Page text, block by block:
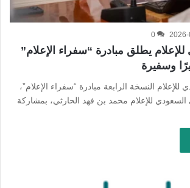
0
للإعلام يطلق مبادرة “سفراء الإعلام”
النسخة الرابعة مبادرة “سفراء الإعلام”،
للإعلام محمد بن فهد الحارثي، بمشاركة